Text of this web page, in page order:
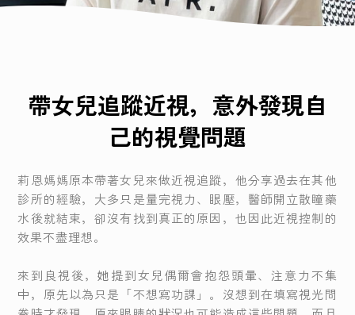
知識衛教
見證分享
帶女兒追蹤近視，意外發現自
己的視覺問題
莉恩媽媽原本帶著女兒來做近視追蹤，他分享過去在其他
診所的經驗，大多只是量完視力、眼壓，醫師開立散瞳藥
水後就結束，卻沒有找到真正的原因，也因此近視控制的
效果不盡理想。
來到良視後，她提到女兒偶爾會抱怨頭暈、注意力不集
中，原先以為只是「不想寫功課」。沒想到在填寫視光問